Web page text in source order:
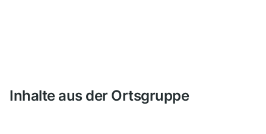
Inhalte aus der Ortsgruppe